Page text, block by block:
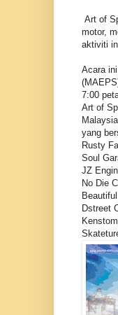
Art of
motor,
aktiviti
Acara
7:00
Art of
yang
Rusty
Soul
JZ
No Die
Dstreet